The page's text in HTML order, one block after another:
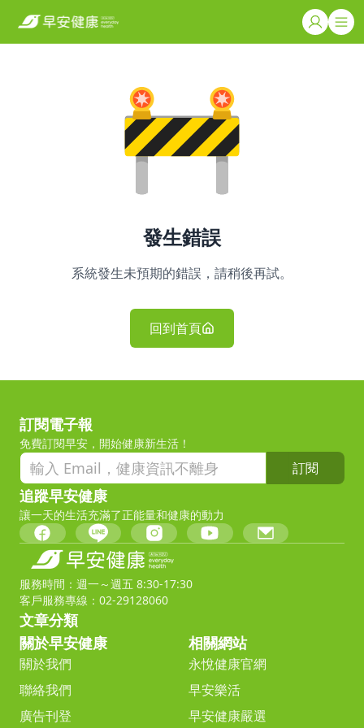
發生錯誤
系統發生未預期的錯誤，請稍後再試。
回到首頁
訂閱電子報
免費訂閱早安，開始健康新生活！
訂閱
追蹤早安健康
讓一天的生活充滿了正能量和健康的動力
服務時間：週一～週五 8:30-17:30
客戶服務專線：02-29128060
文章分類
關於早安健康
關於我們
聯絡我們
廣告刊登
相關網站
永悅健康官網
早安樂活
早安健康嚴選